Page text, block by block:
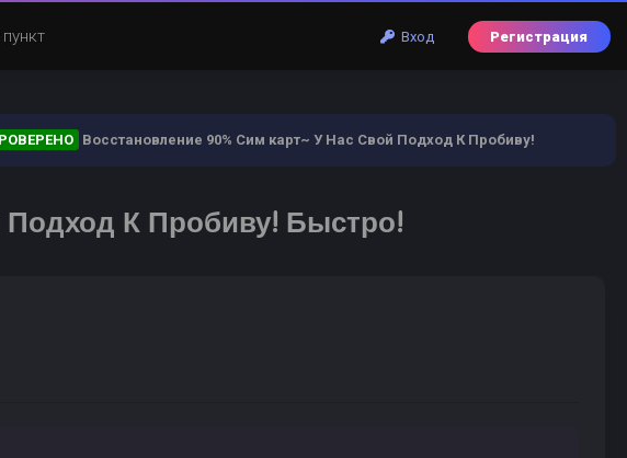
Вход Регистрация
Восстановление 90% Сим карт~ У Нас Свой Подход К Пробиву!
Подход К Пробиву! Быстро!